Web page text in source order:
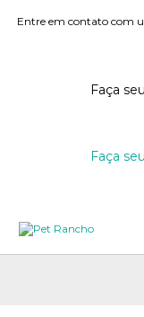
Entre em contato com
Faça
Faça